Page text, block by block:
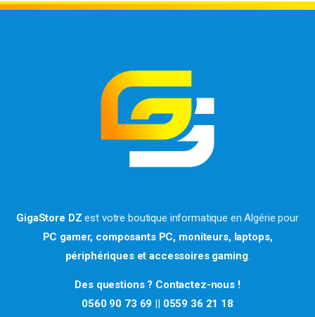
GigaStore DZ est votre boutique informatique en Algérie pour
PC gamer, composants PC, moniteurs, laptops,
périphériques et accessoires gaming.
Des questions ? Contactez-nous !
0560 90 73 69 || 0559 36 21 18